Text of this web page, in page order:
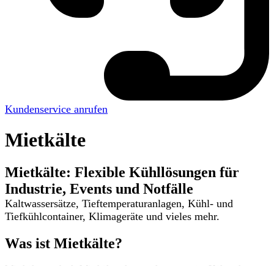
Kundenservice anrufen
Mietkälte
Mietkälte: Flexible Kühllösungen für
Industrie, Events und Notfälle
Kaltwassersätze, Tieftemperaturanlagen, Kühl- und
Tiefkühlcontainer, Klimageräte und vieles mehr.
Was ist Mietkälte?